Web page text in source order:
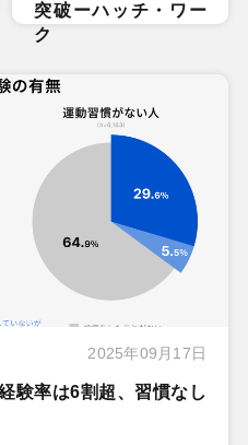
突破ーハッチ・ワー
ク
2025年09月17日
験率は6割超、習慣なし